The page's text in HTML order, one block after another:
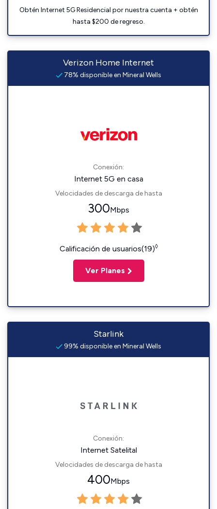
Obtén Internet 5G Residencial por nuestra cuenta + obtén
hasta $200 de regreso.
Verizon Home Internet
78% disponible en Mineral Wells
Conexión:
Internet 5G en casa
Velocidades de descarga de hasta
300Mbps
Calificación de usuarios(19)◊
Ver Planes
Starlink
99% disponible en Mineral Wells
Conexión:
Internet Satelital
Velocidades de descarga de hasta
400Mbps